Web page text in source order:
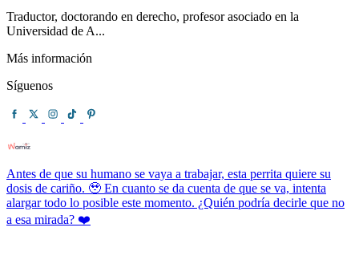
Traductor, doctorando en derecho, profesor asociado en la
Universidad de A...
Más información
Síguenos
Antes de que su humano se vaya a trabajar, esta perrita quiere su
dosis de cariño. 🥹 En cuanto se da cuenta de que se va, intenta
alargar todo lo posible este momento. ¿Quién podría decirle que no
a esa mirada? ❤️